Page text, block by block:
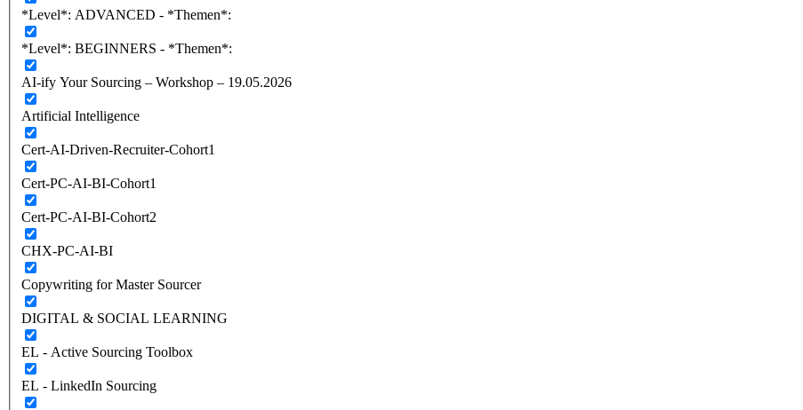
*Level*: ADVANCED - *Themen*:
*Level*: BEGINNERS - *Themen*:
AI-ify Your Sourcing – Workshop – 19.05.2026
Artificial Intelligence
Cert-AI-Driven-Recruiter-Cohort1
Cert-PC-AI-BI-Cohort1
Cert-PC-AI-BI-Cohort2
CHX-PC-AI-BI
Copywriting for Master Sourcer
DIGITAL & SOCIAL LEARNING
EL - Active Sourcing Toolbox
EL - LinkedIn Sourcing